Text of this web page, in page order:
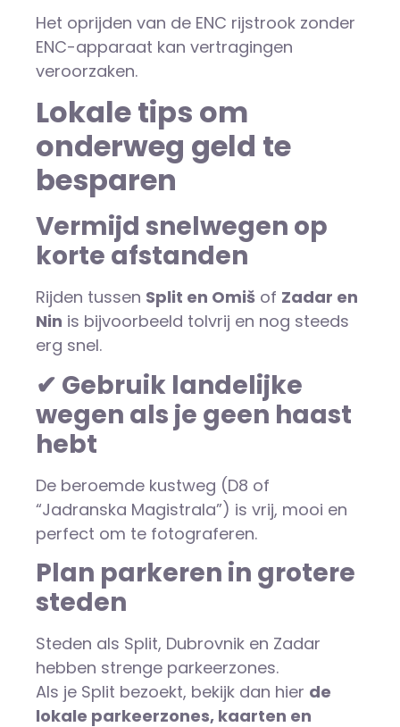
Het oprijden van de ENC rijstrook zonder
ENC-apparaat kan vertragingen
veroorzaken.
Lokale tips om
onderweg geld te
besparen
Vermijd snelwegen op
korte afstanden
Rijden tussen Split en Omiš of Zadar en
Nin is bijvoorbeeld tolvrij en nog steeds
erg snel.
✔ Gebruik landelijke
wegen als je geen haast
hebt
De beroemde kustweg (D8 of
“Jadranska Magistrala”) is vrij, mooi en
perfect om te fotograferen.
Plan parkeren in grotere
steden
Steden als Split, Dubrovnik en Zadar
hebben strenge parkeerzones.
Als je Split bezoekt, bekijk dan hier de
lokale parkeerzones, kaarten en